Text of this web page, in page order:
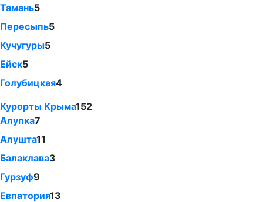
Тамань5
Пересыпь5
Кучугуры5
Ейск5
Голубицкая4
Курорты Крыма152
Алупка7
Алушта11
Балаклава3
Гурзуф9
Евпатория13